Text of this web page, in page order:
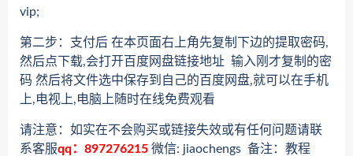
vip;
第二步：支付后 在本页面右上角先复制下边的提取密码,
然后点下载,会打开百度网盘链接地址 输入刚才复制的密
码 然后将文件选中保存到自己的百度网盘,就可以在手机
上,电视上,电脑上随时在线免费观看
请注意：如实在不会购买或链接失效或有任何问题请联
系客服qq：897276215 微信: jiaochengs 备注：教程